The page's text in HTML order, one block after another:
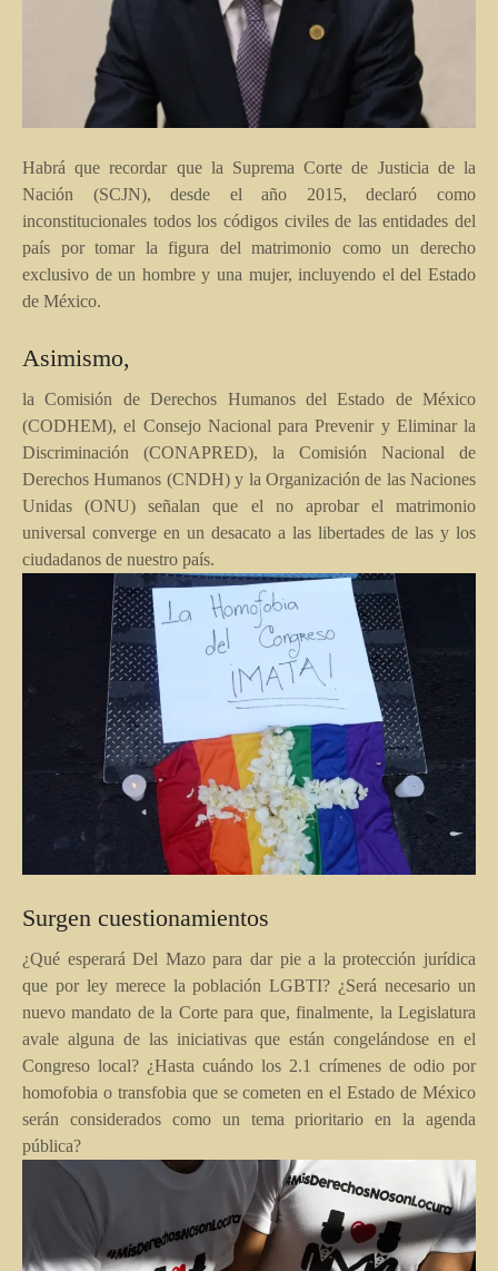
Habrá que recordar que la Suprema Corte de Justicia de la
Nación (SCJN), desde el año 2015, declaró como
inconstitucionales todos los códigos civiles de las entidades del
país por tomar la figura del matrimonio como un derecho
exclusivo de un hombre y una mujer, incluyendo el del Estado
de México.
Asimismo,
la Comisión de Derechos Humanos del Estado de México
(CODHEM), el Consejo Nacional para Prevenir y Eliminar la
Discriminación (CONAPRED), la Comisión Nacional de
Derechos Humanos (CNDH) y la Organización de las Naciones
Unidas (ONU) señalan que el no aprobar el matrimonio
universal converge en un desacato a las libertades de las y los
ciudadanos de nuestro país.
Surgen cuestionamientos
¿Qué esperará Del Mazo para dar pie a la protección jurídica
que por ley merece la población LGBTI? ¿Será necesario un
nuevo mandato de la Corte para que, finalmente, la Legislatura
avale alguna de las iniciativas que están congelándose en el
Congreso local? ¿Hasta cuándo los 2.1 crímenes de odio por
homofobia o transfobia que se cometen en el Estado de México
serán considerados como un tema prioritario en la agenda
pública?